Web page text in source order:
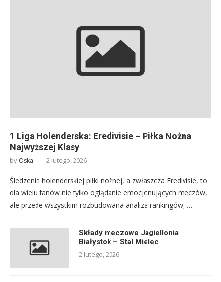
1 Liga Holenderska: Eredivisie – Piłka Nożna
Najwyższej Klasy
by Oska 2 lutego, 2026
Śledzenie holenderskiej piłki nożnej, a zwłaszcza Eredivisie, to
dla wielu fanów nie tylko oglądanie emocjonujących meczów,
ale przede wszystkim rozbudowana analiza rankingów, …
Składy meczowe Jagiellonia
Białystok – Stal Mielec
2 lutego, 2026